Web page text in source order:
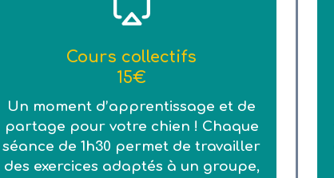
Cours collectifs
15€
Un moment d’apprentissage et de
partage pour votre chien ! Chaque
séance de 1h30 permet de travailler
des exercices adaptés à un groupe,